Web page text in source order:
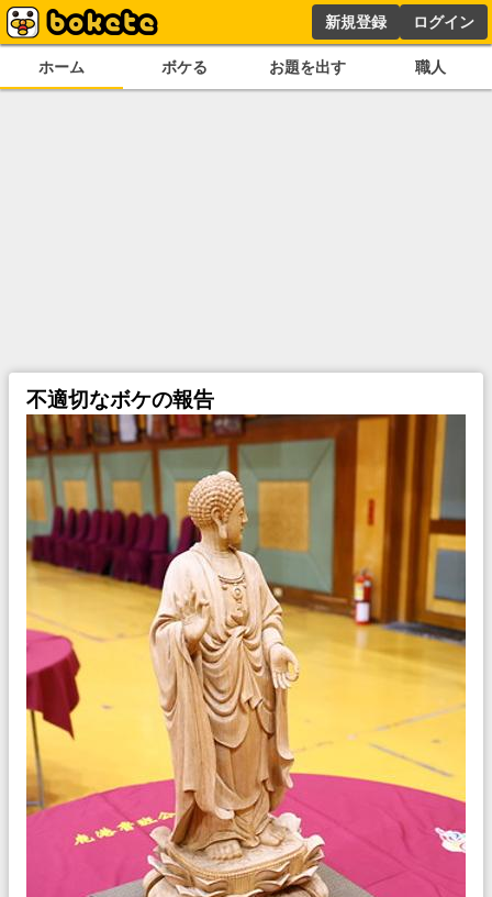
新規登録 ログイン
ホーム ボケる お題を出す 職人
不適切なボケの報告